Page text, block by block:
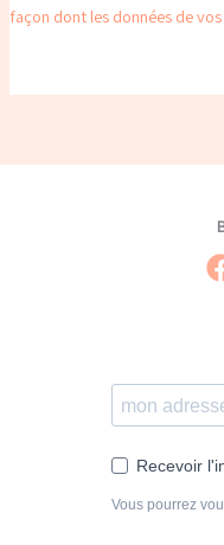
façon dont les données de
Recevoir
Vous pourrez